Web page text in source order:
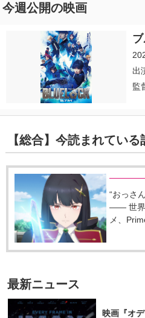
今週公開の映画
出
監
【総合】今読まれている
“おっさ
―― 世界
メ、
最新ニュース
映画『オ